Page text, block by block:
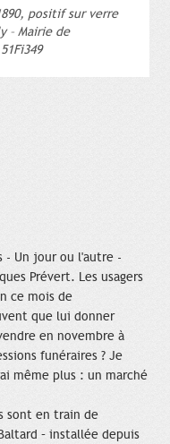
positif sur verre
– Mairie de
- Un jour ou l'autre -
Prévert. Les usagers
ce mois de
que lui donner
en novembre à
funéraires ? Je
même plus : un marché
sont en train de
– installée depuis